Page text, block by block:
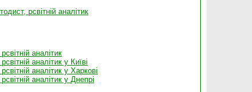
рсвітній аналітик
аналітик
аналітик у Київі
аналітик у Харкові
аналітик у Днепрі